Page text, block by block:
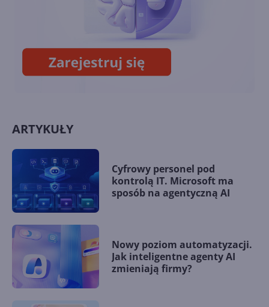
Kod źródłowy Windows XP i
kilku innych wersji wyciekł do
Internetu
ARTYKUŁY
Cyfrowy personel pod
kontrolą IT. Microsoft ma
sposób na agentyczną AI
Nowy poziom automatyzacji.
Jak inteligentne agenty AI
zmieniają firmy?